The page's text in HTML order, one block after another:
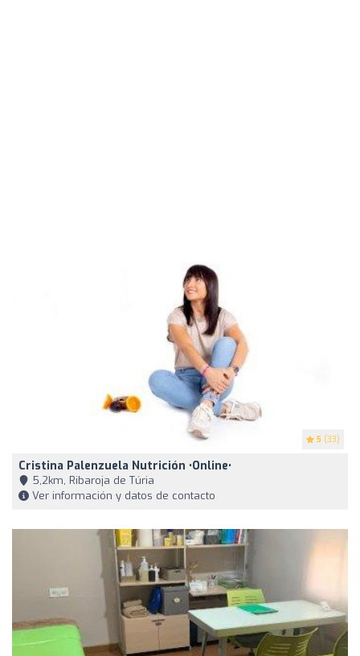
5 (33)
Cristina Palenzuela Nutrición •Online•
5,2km, Ribaroja de Túria
Ver información y datos de contacto